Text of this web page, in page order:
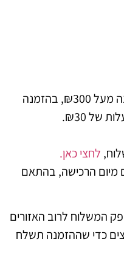
שליח עד הבית חינם בהזמנה מעל ₪300, בהזמנה
כאן.
מיום הרכישה, בהתאם
המשלוח לרוב האזורים
שההזמנה תשלח